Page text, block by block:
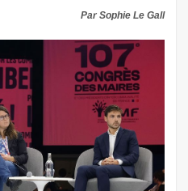
Par Sophie Le Gall